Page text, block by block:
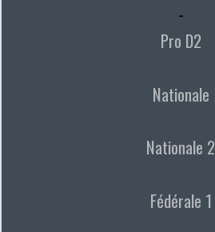
-
Pro D2
Nationale
Nationale 2
Fédérale 1